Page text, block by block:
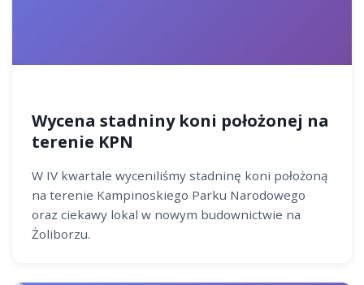
Wycena stadniny koni położonej na
terenie KPN
W IV kwartale wyceniliśmy stadninę koni położoną
na terenie Kampinoskiego Parku Narodowego
oraz ciekawy lokal w nowym budownictwie na
Żoliborzu.